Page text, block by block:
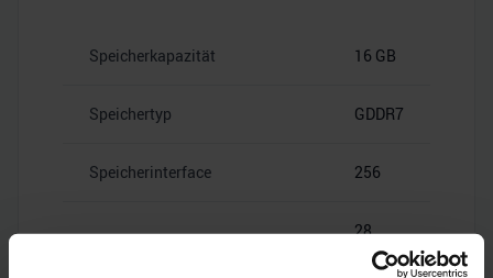
Speicherkapazität 16 GB
Speichertyp GDDR7
Speicherinterface 256
Speicherbandbreite
28
Gbps